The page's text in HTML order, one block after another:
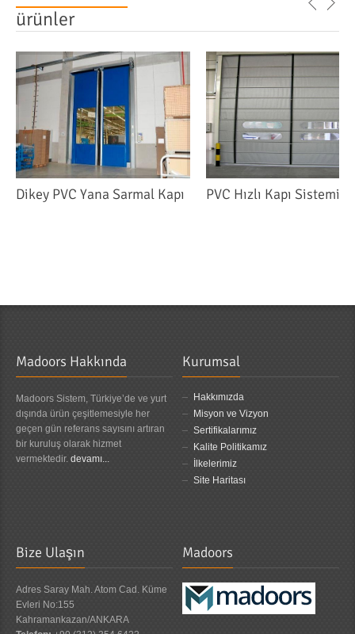
ürünler
Dikey PVC Yana Sarmal Kapı PVC Hızlı Kapı Sistemi
Madoors Hakkında
Madoors Sistem, Türkiye’de ve yurt
dışında ürün çeşitlemesiyle her
geçen gün referans sayısını artıran
bir kuruluş olarak hizmet
vermektedir. devamı...
Kurumsal
Hakkımızda
Misyon ve Vizyon
Sertifikalarımız
Kalite Politikamız
İlkelerimiz
Site Haritası
Bize Ulaşın
Adres Saray Mah. Atom Cad. Küme
Evleri No:155
Kahramankazan/ANKARA
Madoors